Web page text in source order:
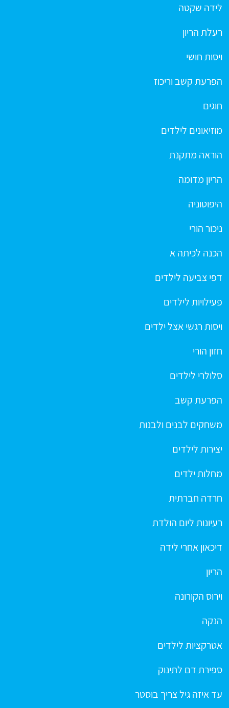
לידה שקטה
רעלת הריון
ויסות חושי
הפרעת קשב וריכוז
חוגים
מוזיאונים לילדים
הוראה מתקנת
הריון מדומה
היפוטוניה
ניכור הורי
הכנה לכיתה א
דפי צביעה לילדים
פעילויות לילדים
ויסות רגשי אצל ילדים
חזון הורי
סלולרי לילדים
הפרעת קשב
משחקים לבנים ולבנות
יצירות לילדים
מחלות ילדים
חרדה חברתית
רעיונות ליום הולדת
דיכאון אחרי לידה
הריון
וירוס הקורונה
הנקה
אטרקציות לילדים
ספירת דם לתינוק
עד איזה גיל צריך בוסטר